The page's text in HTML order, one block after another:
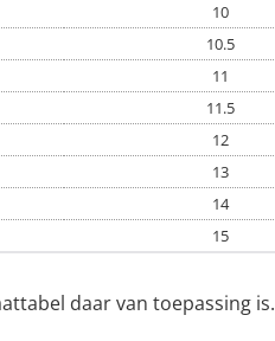
10
10.5
11
11.5
12
13
14
15
daar van toepassing is.